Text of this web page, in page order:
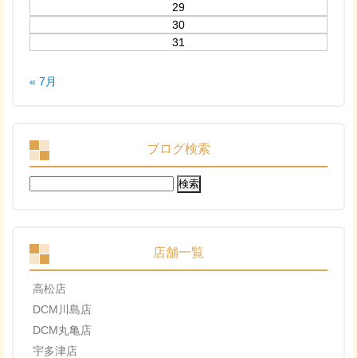
29
30
31
« 7月
ブログ検索
検
索:
店舗一覧
高松店
DCM川島店
DCM丸亀店
宇多津店